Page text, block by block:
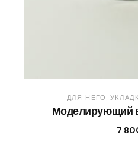
ДЛЯ НЕГО
Моделирующий
7